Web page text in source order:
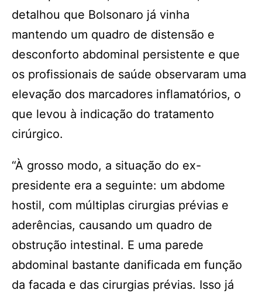
detalhou que Bolsonaro já vinha
mantendo um quadro de distensão e
desconforto abdominal persistente e que
os profissionais de saúde observaram uma
elevação dos marcadores inflamatórios, o
que levou à indicação do tratamento
cirúrgico.
“À grosso modo, a situação do ex-
presidente era a seguinte: um abdome
hostil, com múltiplas cirurgias prévias e
aderências, causando um quadro de
obstrução intestinal. E uma parede
abdominal bastante danificada em função
da facada e das cirurgias prévias. Isso já